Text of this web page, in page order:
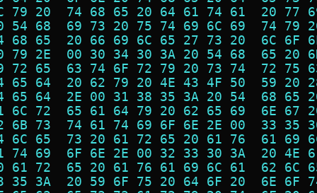
79 20  74 68 65 20 64 61 74 61  20
54 68  69 73 20 75 74 69 6C 69  74
68 65  20 66 69 6C 65 27 73 20  6C
79 2E  00 30 34 30 3A 20 54 68  65
72 65  63 74 6F 72 79 20 73 74  72
65 64  20 62 79 20 4E 43 4F 50  59
65 64  2E 00 31 38 35 3A 20 54  68
6C 72  65 61 64 79 20 62 65 69  6E
6B 73  74 61 74 69 6F 6E 2E 00  33
6C 65  73 20 61 72 65 20 61 76  61
74 69  6F 6E 2E 00 32 33 30 3A  20
61 72  65 20 61 76 61 69 6C 61  62
35 3A  20 59 6F 75 20 64 6F 20  6E